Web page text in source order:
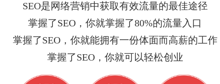
SEO是网络营销中获取有效流量的最佳途径
掌握了SEO，你就掌握了80%的流量入口
掌握了SEO，你就能拥有一份体面而高薪的工作
掌握了SEO，你就可以轻松创业